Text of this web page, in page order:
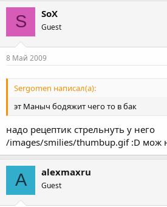
S SoX
Guest
8 Май 2009
Sergomen написал(а):
эт Маныч бодяжит чего то в бак
надо рецептик стрельнуть у него
/images/smilies/thumbup.gif :D мож
A alexmaxru
Guest